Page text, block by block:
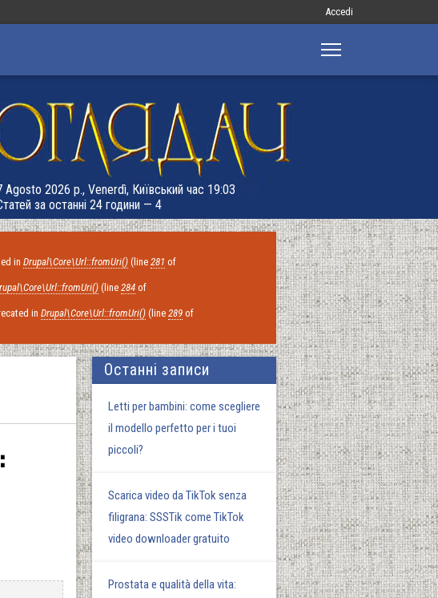
Меню
запису
Accedi
Agosto 2026 р., Venerdì, Київський час 19:03
за останні 24 години — 4
inDrupal\Core\Url::fromUri() (line281 of
(line284 of
inDrupal\Core\Url::fromUri() (line289 of
Останні записи
Letti per bambini: come scegliere
il modello perfetto per i tuoi
piccoli?
Scarica video da TikTok senza
filigrana: SSSTik come TikTok
video downloader gratuito
Prostata e qualità della vita: